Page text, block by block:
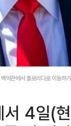
악관에서 플로리다로 이동
4일(